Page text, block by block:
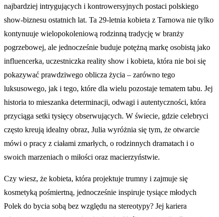
najbardziej intrygujących i kontrowersyjnych postaci polskiego
show-biznesu ostatnich lat. Ta 29-letnia kobieta z Tarnowa nie tylko
kontynuuje wielopokoleniową rodzinną tradycję w branży
pogrzebowej, ale jednocześnie buduje potężną markę osobistą jako
influencerka, uczestniczka reality show i kobieta, która nie boi się
pokazywać prawdziwego oblicza życia – zarówno tego
luksusowego, jak i tego, które dla wielu pozostaje tematem tabu. Jej
historia to mieszanka determinacji, odwagi i autentyczności, która
przyciąga setki tysięcy obserwujących. W świecie, gdzie celebryci
często kreują idealny obraz, Julia wyróżnia się tym, że otwarcie
mówi o pracy z ciałami zmarłych, o rodzinnych dramatach i o
swoich marzeniach o miłości oraz macierzyństwie.
Czy wiesz, że kobieta, która projektuje trumny i zajmuje się
kosmetyką pośmiertną, jednocześnie inspiruje tysiące młodych
Polek do bycia sobą bez względu na stereotypy? Jej kariera